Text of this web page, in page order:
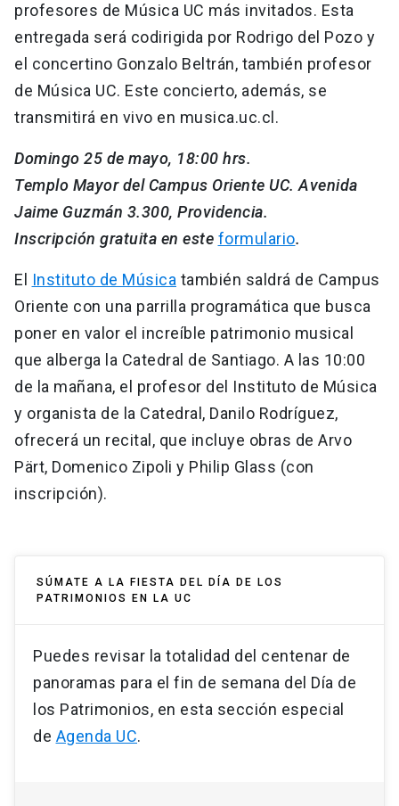
profesores de Música UC más invitados. Esta
entregada será codirigida por Rodrigo del Pozo y
el concertino Gonzalo Beltrán, también profesor
de Música UC. Este concierto, además, se
transmitirá en vivo en musica.uc.cl.
Domingo 25 de mayo, 18:00 hrs.
Templo Mayor del Campus Oriente UC. Avenida
Jaime Guzmán 3.300, Providencia.
Inscripción gratuita en este formulario.
El Instituto de Música también saldrá de Campus
Oriente con una parrilla programática que busca
poner en valor el increíble patrimonio musical
que alberga la Catedral de Santiago. A las 10:00
de la mañana, el profesor del Instituto de Música
y organista de la Catedral, Danilo Rodríguez,
ofrecerá un recital, que incluye obras de Arvo
Pärt, Domenico Zipoli y Philip Glass (con
inscripción).
SÚMATE A LA FIESTA DEL DÍA DE LOS
PATRIMONIOS EN LA UC
Puedes revisar la totalidad del centenar de
panoramas para el fin de semana del Día de
los Patrimonios, en esta sección especial
de Agenda UC.